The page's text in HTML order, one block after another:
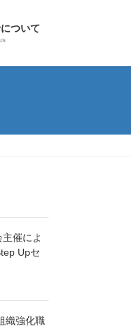
ついて
催によ
Upセ
織強化職